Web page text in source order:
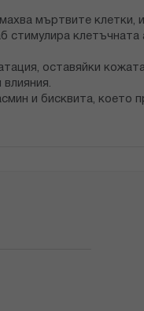
мъртвите клетки,
стимулира
оставяйки
и бисквита, което